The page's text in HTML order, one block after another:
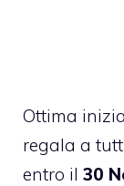
Ottima
regala a
entro il 30